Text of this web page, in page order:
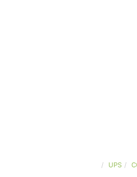
UPS